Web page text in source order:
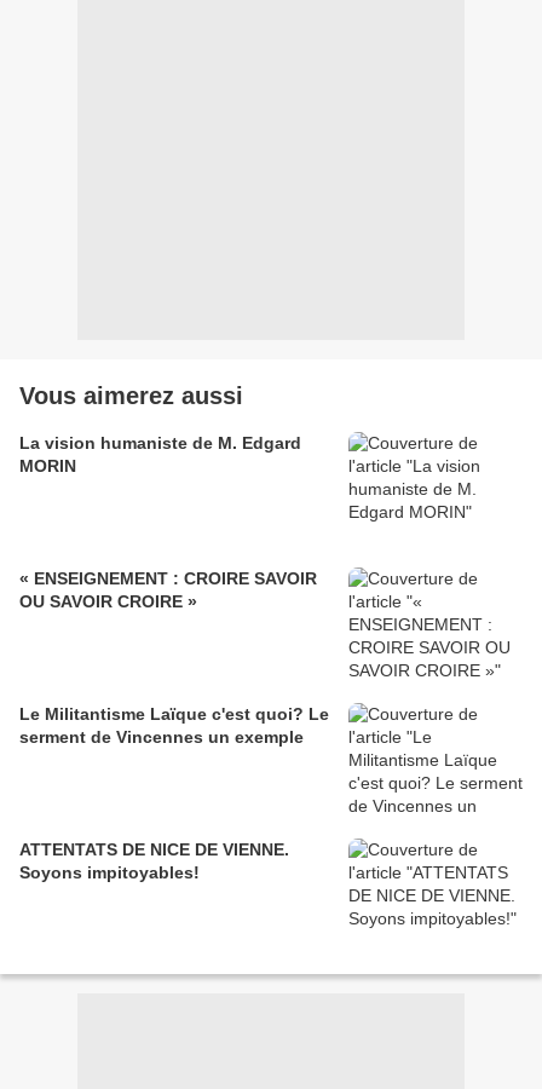
Vous aimerez aussi
La vision humaniste de M. Edgard
MORIN
« ENSEIGNEMENT : CROIRE SAVOIR
OU SAVOIR CROIRE »
Le Militantisme Laïque c'est quoi? Le
serment de Vincennes un exemple
ATTENTATS DE NICE DE VIENNE.
Soyons impitoyables!